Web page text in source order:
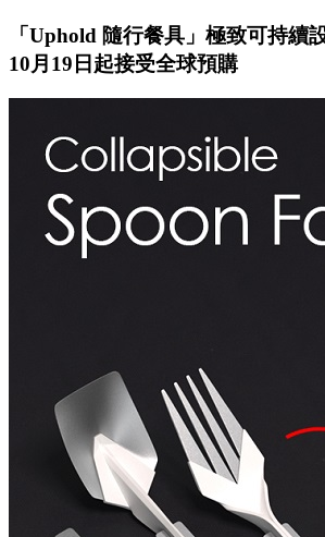
「Uphold 隨行餐具」極致可持續
10月19日起接受全球預購